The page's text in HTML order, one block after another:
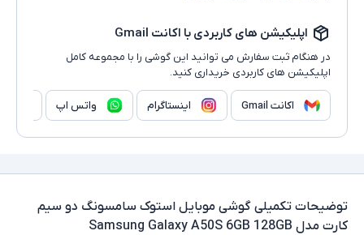
اپلیکیشن های کاربردی با اکانت Gmail
در هنگام ثبت سفارش می توانید این گوشی را با مجموعه کامل
اپلیکیشن های کاربردی خریداری کنید.
اکانت Gmail اینستاگرام واتس اپ
توضیحات تکمیلی گوشی موبایل استوک سامسونگ دو سیم
کارت مدل Samsung Galaxy A50S 6GB 128GB